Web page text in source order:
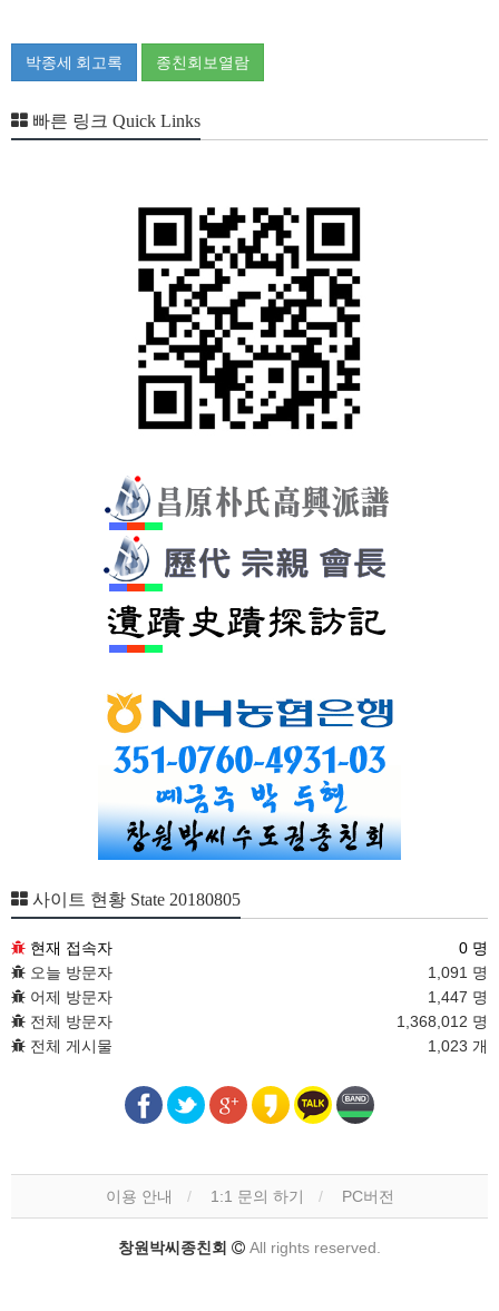
박종세 회고록 종친회보열람
빠른 링크 Quick Links
사이트 현황 State 20180805
현재 접속자
0 명
오늘 방문자
1,091 명
어제 방문자
1,447 명
전체 방문자
1,368,012 명
전체 게시물
1,023 개
이용 안내 1:1 문의 하기 PC버전
창원박씨종친회 All rights reserved.